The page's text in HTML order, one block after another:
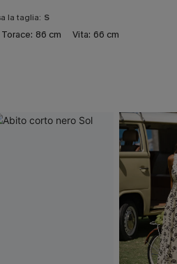
la taglia: S
Torace: 86 cm Vita: 66 cm